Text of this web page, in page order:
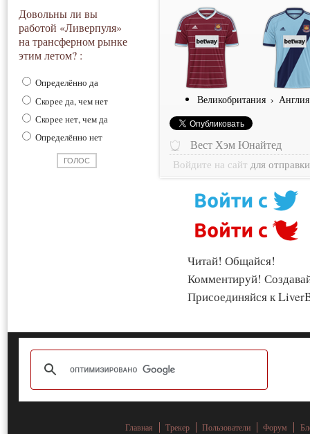
Довольны ли вы
работой «Ливерпуля»
на трансферном рынке
этим летом? :
Определённо да
Скорее да, чем нет
Скорее нет, чем да
Определённо нет
Великобритания › Англия
Вест Хэм Юнайтед
Войдите на сайт для
Читай! Общайся!
Комментируй!
Присоединяйся к
Главная Трекер Пользователи Форум